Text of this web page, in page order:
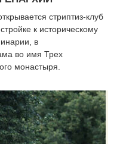
стриптиз-клуб
к историческому
в
во имя Трех
монастыря.